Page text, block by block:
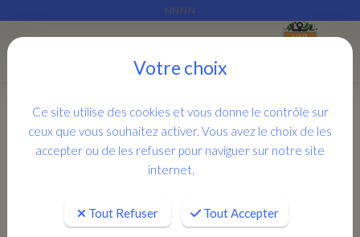
NNNN
Votre choix
Ce site utilise des cookies et vous donne le contrôle sur
ceux que vous souhaitez activer. Vous avez le choix de les
accepter ou de les refuser pour naviguer sur notre site
internet.
Tout Refuser Tout Accepter